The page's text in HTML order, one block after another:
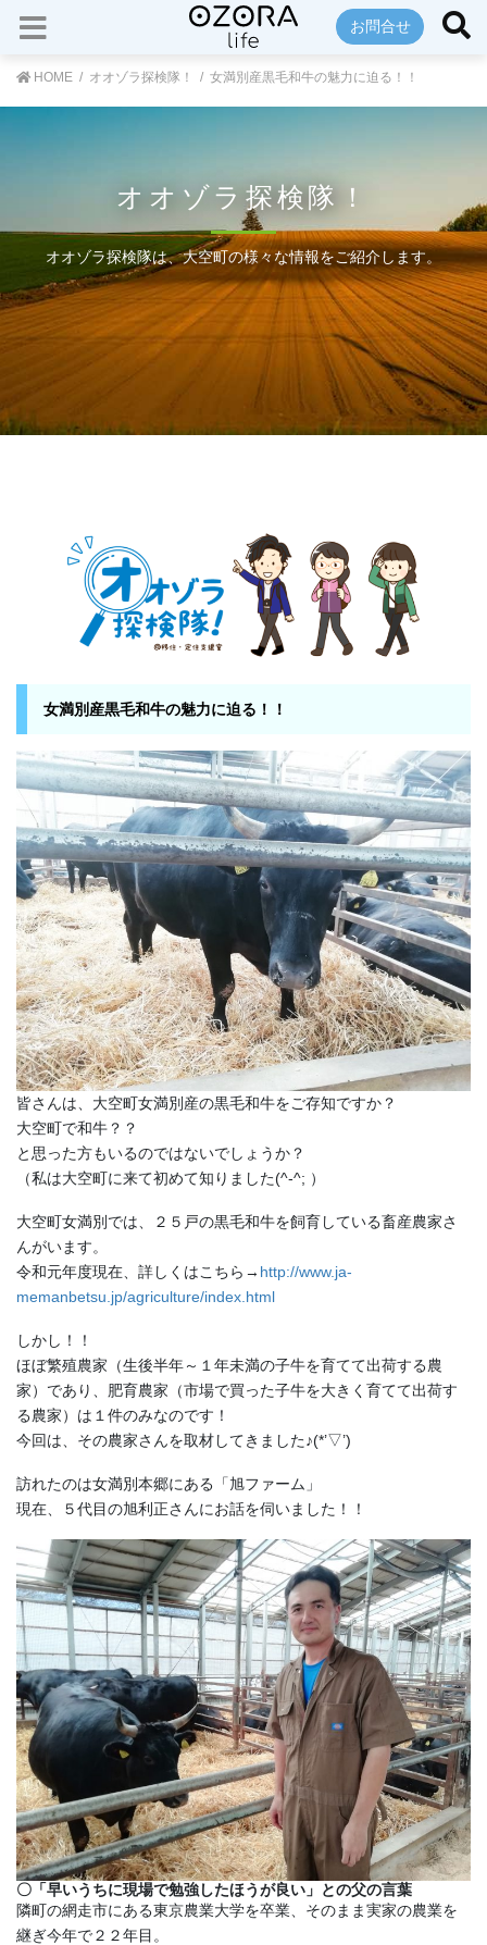
お問合せ
HOME オオゾラ探検隊！ 女満別産黒毛和牛の魅力に迫る！！
オオゾラ探検隊！
オオゾラ探検隊は、大空町の様々な情報をご紹介します。
女満別産黒毛和牛の魅力に迫る！！
皆さんは、大空町女満別産の黒毛和牛をご存知ですか？
大空町で和牛？？
と思った方もいるのではないでしょうか？
（私は大空町に来て初めて知りました(^-^; ）
大空町女満別では、２５戸の黒毛和牛を飼育している畜産農家さ
んがいます。
令和元年度現在、詳しくはこちら→ http://www.ja-
memanbetsu.jp/agriculture/index.html
しかし！！
ほぼ繁殖農家（生後半年～１年未満の子牛を育てて出荷する農
家）であり、肥育農家（市場で買った子牛を大きく育てて出荷す
る農家）は１件のみなのです！
今回は、その農家さんを取材してきました♪(*’▽’)
訪れたのは女満別本郷にある「旭ファーム」
現在、５代目の旭利正さんにお話を伺いました！！
〇「早いうちに現場で勉強したほうが良い」との父の言葉
隣町の網走市にある東京農業大学を卒業、そのまま実家の農業を
継ぎ今年で２２年目。